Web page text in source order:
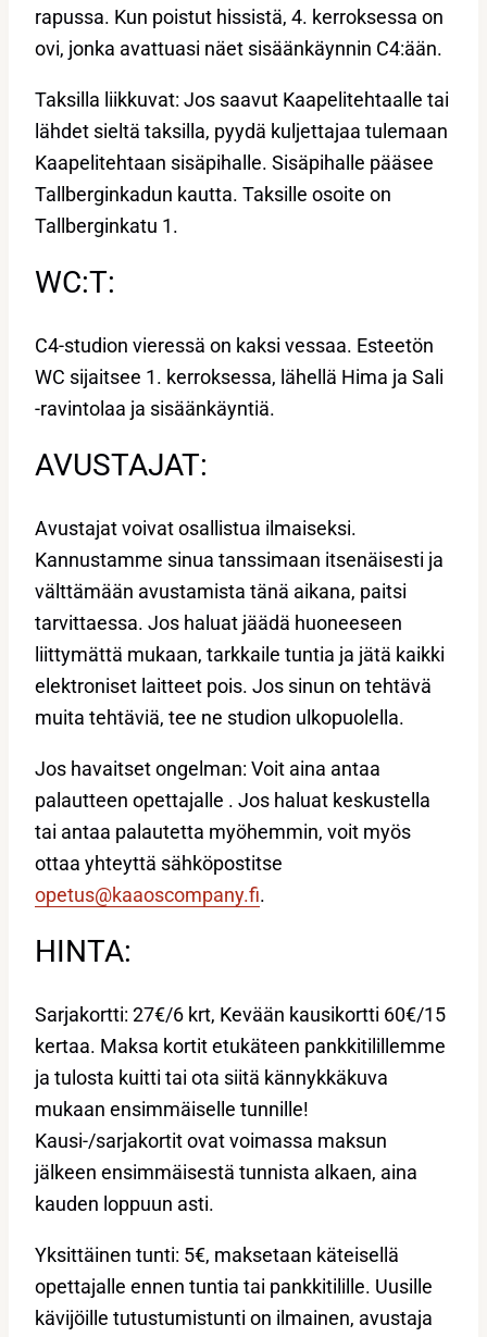
rapussa. Kun poistut hissistä, 4. kerroksessa on
ovi, jonka avattuasi näet sisäänkäynnin C4:ään.
Taksilla liikkuvat: Jos saavut Kaapelitehtaalle tai
lähdet sieltä taksilla, pyydä kuljettajaa tulemaan
Kaapelitehtaan sisäpihalle. Sisäpihalle pääsee
Tallberginkadun kautta. Taksille osoite on
Tallberginkatu 1.
WC:T:
C4-studion vieressä on kaksi vessaa. Esteetön
WC sijaitsee 1. kerroksessa, lähellä Hima ja Sali
-ravintolaa ja sisäänkäyntiä.
AVUSTAJAT:
Avustajat voivat osallistua ilmaiseksi.
Kannustamme sinua tanssimaan itsenäisesti ja
välttämään avustamista tänä aikana, paitsi
tarvittaessa. Jos haluat jäädä huoneeseen
liittymättä mukaan, tarkkaile tuntia ja jätä kaikki
elektroniset laitteet pois. Jos sinun on tehtävä
muita tehtäviä, tee ne studion ulkopuolella.
Jos havaitset ongelman: Voit aina antaa
palautteen opettajalle . Jos haluat keskustella
tai antaa palautetta myöhemmin, voit myös
ottaa yhteyttä sähköpostitse
opetus@kaaoscompany.fi.
HINTA:
Sarjakortti: 27€/6 krt, Kevään kausikortti 60€/15
kertaa. Maksa kortit etukäteen pankkitilillemme
ja tulosta kuitti tai ota siitä kännykkäkuva
mukaan ensimmäiselle tunnille!
Kausi-/sarjakortit ovat voimassa maksun
jälkeen ensimmäisestä tunnista alkaen, aina
kauden loppuun asti.
Yksittäinen tunti: 5€, maksetaan käteisellä
opettajalle ennen tuntia tai pankkitilille. Uusille
kävijöille tutustumistunti on ilmainen, avustaja